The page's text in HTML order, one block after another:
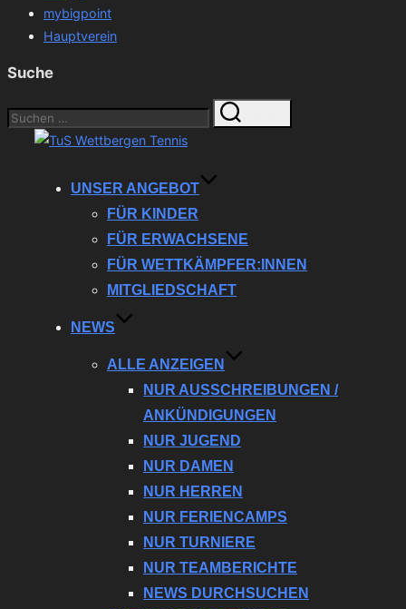
mybigpoint
Hauptverein
Suche
Suchen
nach:
springen
UNSER ANGEBOT
FÜR KINDER
FÜR ERWACHSENE
FÜR WETTKÄMPFER:INNEN
MITGLIEDSCHAFT
NEWS
ALLE ANZEIGEN
NUR AUSSCHREIBUNGEN /
ANKÜNDIGUNGEN
NUR JUGEND
NUR DAMEN
NUR HERREN
NUR FERIENCAMPS
NUR TURNIERE
NUR TEAMBERICHTE
NEWS DURCHSUCHEN